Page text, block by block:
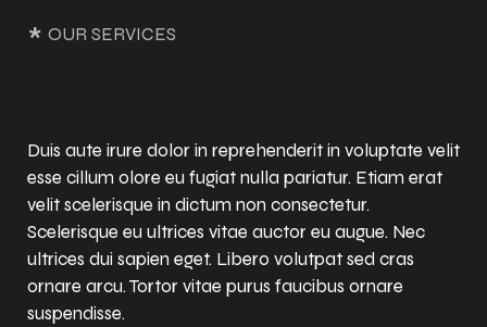
* OUR SERVICES
Duis aute irure dolor in reprehenderit in voluptate velit
esse cillum olore eu fugiat nulla pariatur. Etiam erat
velit scelerisque in dictum non consectetur.
Scelerisque eu ultrices vitae auctor eu augue. Nec
ultrices dui sapien eget. Libero volutpat sed cras
ornare arcu. Tortor vitae purus faucibus ornare
suspendisse.